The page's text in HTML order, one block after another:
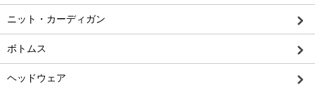
ニット・カーディガン
ボトムス
ヘッドウェア